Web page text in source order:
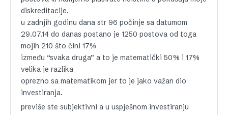
diskreditacije.
u zadnjih godinu dana str 96 počinje sa datumom
29.07.14 do danas postano je 1250 postova od toga
mojih 210 što čini 17%
između “svaka druga” a to je matematički 50% i 17%
velika je razlika
oprezno sa matematikom jer to je jako važan dio
investiranja.
previše ste subjektivni a u uspješnom investiranju